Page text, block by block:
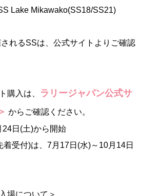
Lake Mikawako(SS18/SS21)
れるSSは、公式サイトよりご確認
購入は、
ラリージャパン公式サ
からご確認ください。
日(土)から開始
受付)は、7月17日(水)～10月14日
場について＞